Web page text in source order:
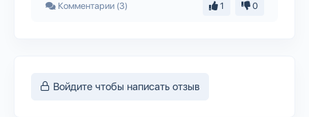
Комментарии (3) 1 0
Войдите чтобы написать отзыв